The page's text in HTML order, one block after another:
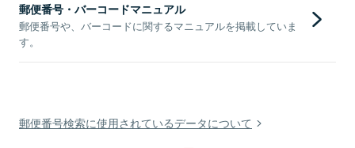
郵便番号・バーコードマニュアル
郵便番号や、バーコードに関するマニュアルを掲載していま
す。
郵便番号検索に使用されているデータについて